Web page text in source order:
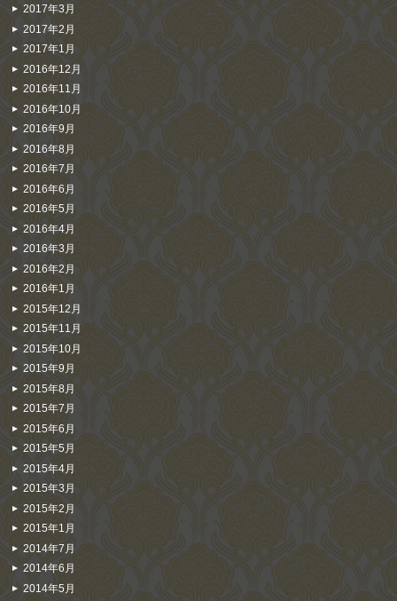
2017年3月
2017年2月
2017年1月
2016年12月
2016年11月
2016年10月
2016年9月
2016年8月
2016年7月
2016年6月
2016年5月
2016年4月
2016年3月
2016年2月
2016年1月
2015年12月
2015年11月
2015年10月
2015年9月
2015年8月
2015年7月
2015年6月
2015年5月
2015年4月
2015年3月
2015年2月
2015年1月
2014年7月
2014年6月
2014年5月